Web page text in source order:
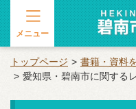
メニュー
トップページ 書籍・資料
愛知県・碧南市に関する